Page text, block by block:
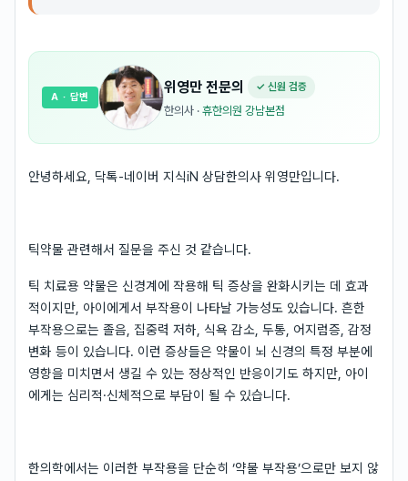
위영만 전문의 ✓ 신원 검증
한의사 · 휴한의원 강남본점
A · 답변
안녕하세요, 닥톡-네이버 지식iN 상담한의사 위영만입니다.
틱약물 관련해서 질문을 주신 것 같습니다.
틱 치료용 약물은 신경계에 작용해 틱 증상을 완화시키는 데 효과
적이지만, 아이에게서 부작용이 나타날 가능성도 있습니다. 흔한
부작용으로는 졸음, 집중력 저하, 식욕 감소, 두통, 어지럼증, 감정
변화 등이 있습니다. 이런 증상들은 약물이 뇌 신경의 특정 부분에
영향을 미치면서 생길 수 있는 정상적인 반응이기도 하지만, 아이
에게는 심리적·신체적으로 부담이 될 수 있습니다.
한의학에서는 이러한 부작용을 단순히 ‘약물 부작용’으로만 보지 않